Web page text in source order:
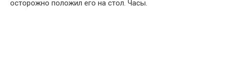
осторожно положил его на стол. Часы.